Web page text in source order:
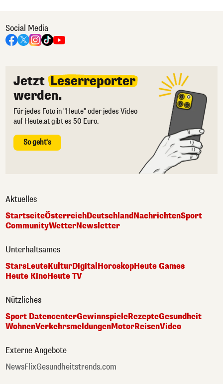
Social Media
Jetzt Leserreporter
werden.
Für jedes Foto in "Heute" oder jedes Video
auf Heute.at gibt es 50 Euro.
So geht's
Aktuelles
StartseiteÖsterreichDeutschlandNachrichtenSport
CommunityWetterNewsletter
Unterhaltsames
StarsLeuteKulturDigital HoroskopHeute Games
Heute KinoHeute TV
Nützliches
Sport DatencenterGewinnspieleRezepteGesundheit
WohnenVerkehrsmeldungenMotorReisenVideo
Externe Angebote
NewsFlixGesundheitstrends.com